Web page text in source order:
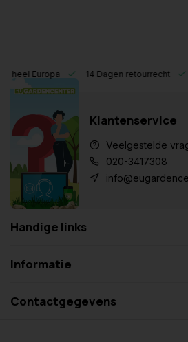
Europa 14 Dagen retourrecht
Klantenservice
Veelgestelde
020-3417308
Handige links
Informatie
Contactgegevens